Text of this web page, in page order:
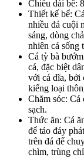
Chiều dài bể:
Thiết kế bể:
nhiều đá cuội
sáng, dòng
nhiên cá sống
Cá tỳ bà
cá, đặc biệt
với cá dĩa, bởi
kiếng loại
Chăm sóc: Cá
sạch.
Thức ăn: Cá
để tảo đáy
trên đá để
chìm, trùng